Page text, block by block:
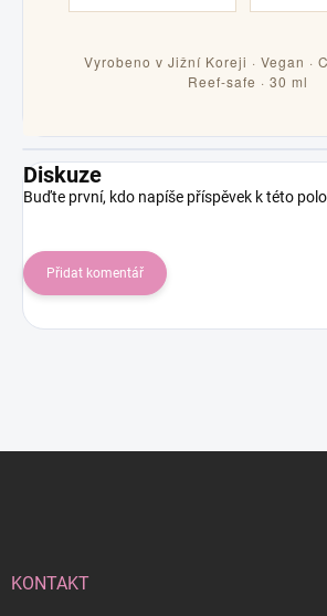
Vyrobeno v Jižní Koreji · Vegan ·
Reef-safe · 30 ml
Diskuze
Buďte první, kdo napíše příspěvek k této
Přidat komentář
KONTAKT